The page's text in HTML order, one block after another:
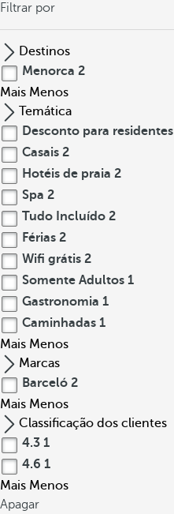
Filtrar por
Destinos
Menorca 2
Mais Menos
Temática
Desconto para residentes
Casais 2
Hotéis de praia 2
Spa 2
Tudo Incluído 2
Férias 2
Wifi grátis 2
Somente Adultos 1
Gastronomia 1
Caminhadas 1
Mais Menos
Marcas
Barceló 2
Mais Menos
Classificação dos clientes
4.3 1
4.6 1
Mais Menos
Apagar